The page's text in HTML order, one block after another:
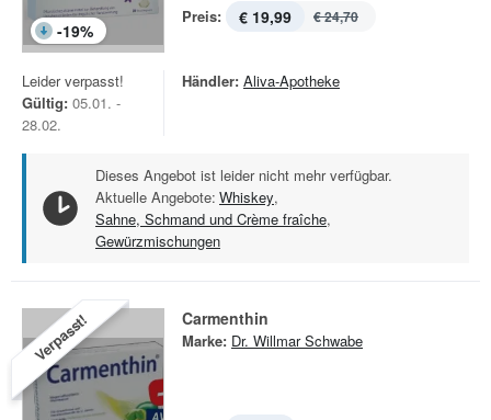
-19%
Preis: € 19,99 € 24,70
Leider verpasst!
Gültig: 05.01. -
28.02.
Händler: Aliva-Apotheke
Dieses Angebot ist leider nicht mehr verfügbar.
Aktuelle Angebote: Whiskey,
Sahne, Schmand und Crème fraîche,
Gewürzmischungen
Verpasst! Carmenthin
Marke: Dr. Willmar Schwabe